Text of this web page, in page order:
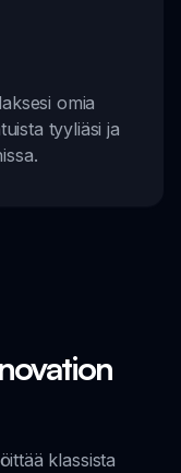
omia
tyyliäsi ja
klassista